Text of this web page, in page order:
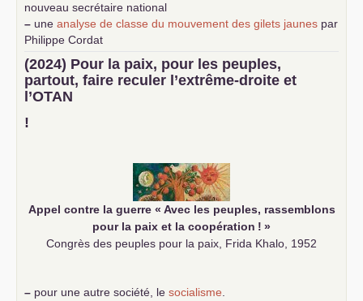
nouveau secrétaire national
– une analyse de classe du mouvement des gilets jaunes par
Philippe Cordat
–un texte de Jean-Claude Delaunay
le marxisme est la
science sociale de notre temps
–un appel proposé aux partis communistes et ouvrier
d’Europe
–
(2024) Pour la paix, pour les peuples,
partout, faire reculer l’extrême-droite et
l’OTAN
!
Appel contre la guerre « Avec les peuples, rassemblons
pour la paix et la coopération ! »
Congrès des peuples pour la paix, Frida Khalo, 1952
– pour une autre société, le socialisme.